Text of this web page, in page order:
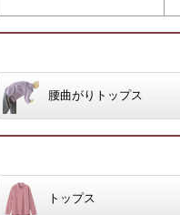
腰曲がりトップス
トップス